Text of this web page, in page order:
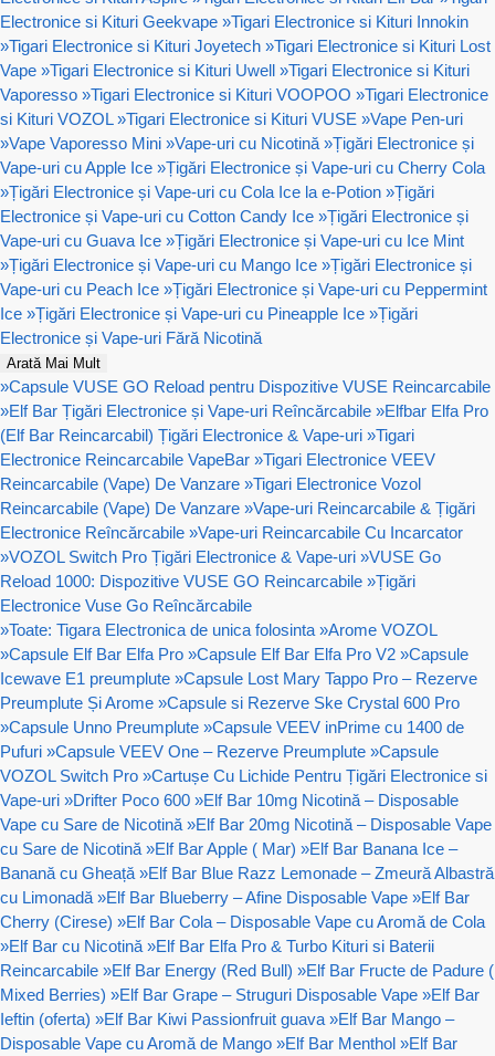
Electronice si Kituri Geekvape »Tigari Electronice si Kituri Innokin
»Tigari Electronice si Kituri Joyetech »Tigari Electronice si Kituri Lost
Vape »Tigari Electronice si Kituri Uwell »Tigari Electronice si Kituri
Vaporesso »Tigari Electronice si Kituri VOOPOO »Tigari Electronice
si Kituri VOZOL »Tigari Electronice si Kituri VUSE »Vape Pen-uri
»Vape Vaporesso Mini »Vape-uri cu Nicotină »Țigări Electronice și
Vape-uri cu Apple Ice »Țigări Electronice și Vape-uri cu Cherry Cola
»Țigări Electronice și Vape-uri cu Cola Ice la e-Potion »Țigări
Electronice și Vape-uri cu Cotton Candy Ice »Țigări Electronice și
Vape-uri cu Guava Ice »Țigări Electronice și Vape-uri cu Ice Mint
»Țigări Electronice și Vape-uri cu Mango Ice »Țigări Electronice și
Vape-uri cu Peach Ice »Țigări Electronice și Vape-uri cu Peppermint
Ice »Țigări Electronice și Vape-uri cu Pineapple Ice »Țigări
Electronice și Vape-uri Fără Nicotină
Arată Mai Mult
»Capsule VUSE GO Reload pentru Dispozitive VUSE Reincarcabile
»Elf Bar Țigări Electronice și Vape-uri Reîncărcabile »Elfbar Elfa Pro
(Elf Bar Reincarcabil) Țigări Electronice & Vape-uri »Tigari
Electronice Reincarcabile VapeBar »Tigari Electronice VEEV
Reincarcabile (Vape) De Vanzare »Tigari Electronice Vozol
Reincarcabile (Vape) De Vanzare »Vape-uri Reincarcabile & Țigări
Electronice Reîncărcabile »Vape-uri Reincarcabile Cu Incarcator
»VOZOL Switch Pro Țigări Electronice & Vape-uri »VUSE Go
Reload 1000: Dispozitive VUSE GO Reincarcabile »Țigări
Electronice Vuse Go Reîncărcabile
»Toate: Tigara Electronica de unica folosinta »Arome VOZOL
»Capsule Elf Bar Elfa Pro »Capsule Elf Bar Elfa Pro V2 »Capsule
Icewave E1 preumplute »Capsule Lost Mary Tappo Pro – Rezerve
Preumplute Și Arome »Capsule si Rezerve Ske Crystal 600 Pro
»Capsule Unno Preumplute »Capsule VEEV inPrime cu 1400 de
Pufuri »Capsule VEEV One – Rezerve Preumplute »Capsule
VOZOL Switch Pro »Cartușe Cu Lichide Pentru Țigări Electronice si
Vape-uri »Drifter Poco 600 »Elf Bar 10mg Nicotină – Disposable
Vape cu Sare de Nicotină »Elf Bar 20mg Nicotină – Disposable Vape
cu Sare de Nicotină »Elf Bar Apple ( Mar) »Elf Bar Banana Ice –
Banană cu Gheață »Elf Bar Blue Razz Lemonade – Zmeură Albastră
cu Limonadă »Elf Bar Blueberry – Afine Disposable Vape »Elf Bar
Cherry (Cirese) »Elf Bar Cola – Disposable Vape cu Aromă de Cola
»Elf Bar cu Nicotină »Elf Bar Elfa Pro & Turbo Kituri si Baterii
Reincarcabile »Elf Bar Energy (Red Bull) »Elf Bar Fructe de Padure (
Mixed Berries) »Elf Bar Grape – Struguri Disposable Vape »Elf Bar
Ieftin (oferta) »Elf Bar Kiwi Passionfruit guava »Elf Bar Mango –
Disposable Vape cu Aromă de Mango »Elf Bar Menthol »Elf Bar